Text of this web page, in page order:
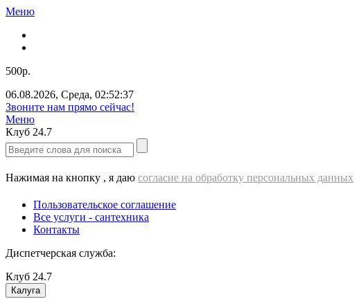
Меню
500р.
06.08.2026, Среда, 02:52:38
Звоните нам прямо сейчас!
Меню
Клуб 24.7
Нажимая на кнопку , я даю согласие на обработку персональных данных
Пользовательское соглашение
Все услуги - cантехника
Контакты
Диспетчерская служба:
Клуб 24.7
Калуга